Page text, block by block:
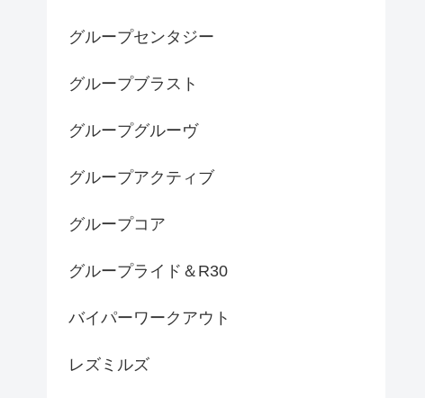
グループセンタジー
グループブラスト
グループグルーヴ
グループアクティブ
グループコア
グループライド＆R30
バイパーワークアウト
レズミルズ